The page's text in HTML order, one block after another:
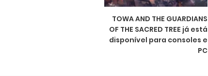
TOWA AND THE GUARDIANS
OF THE SACRED TREE já está
disponível para consoles e
PC